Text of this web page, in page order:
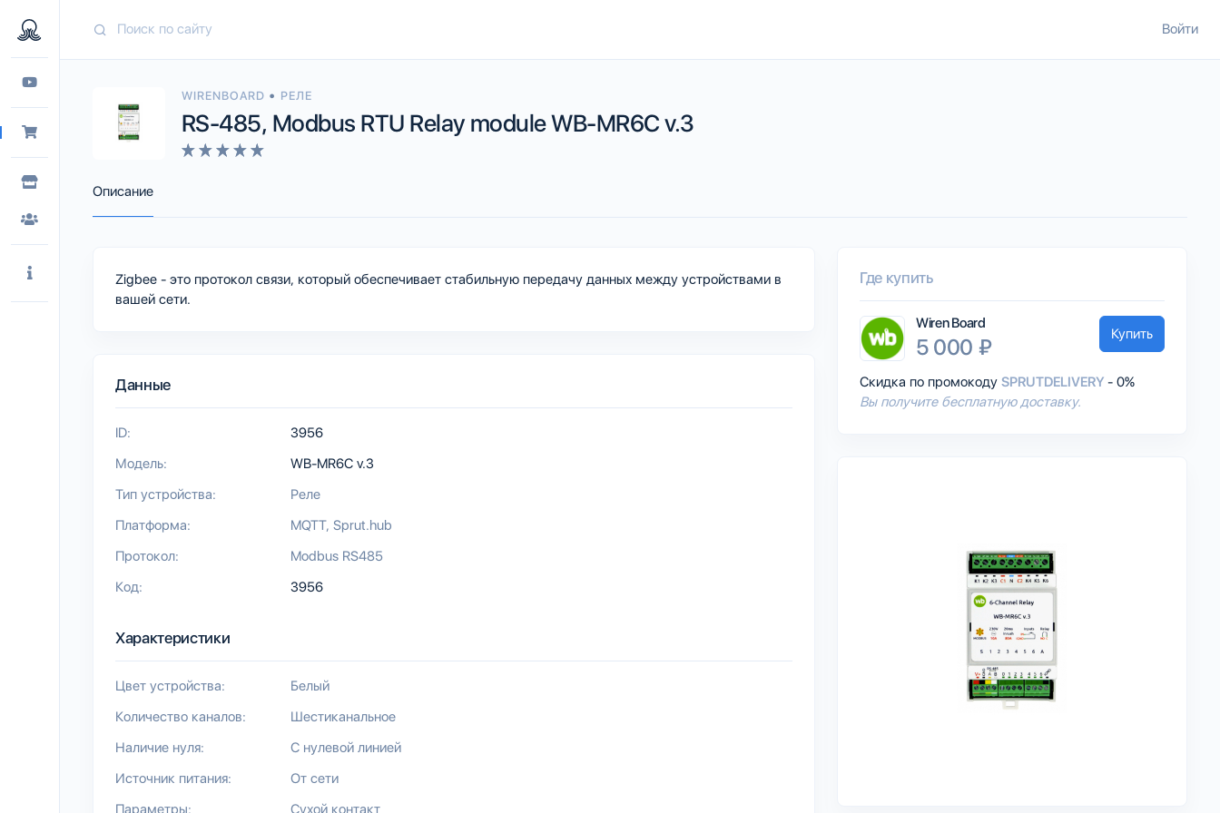
Войти
WIRENBOARD • РЕЛЕ
RS-485, Modbus RTU Relay module WB-MR6C v.3
Описание
Zigbee - это протокол связи, который обеспечивает стабильную передачу данных между устройствами в
вашей сети.
Данные
ID:
3956
Модель:
WB-MR6C v.3
Тип устройства:
Реле
Платформа:
MQTT Sprut.hub
Протокол:
Modbus RS485
Код:
3956
Характеристики
Цвет устройства:
Белый
Количество каналов:
Шестиканальное
Наличие нуля:
С нулевой линией
Источник питания:
От сети
Параметры:
Сухой контакт
Где купить
Wiren Board
5 000 ₽ Купить
Скидка по промокоду SPRUTDELIVERY - 0%
Вы получите бесплатную доставку.